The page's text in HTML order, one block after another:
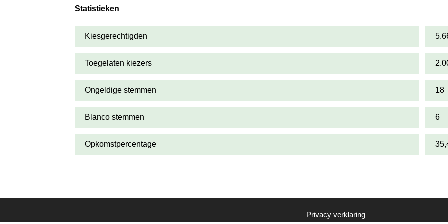
Statistieken
Kiesgerechtigden
Toegelaten kiezers
Ongeldige stemmen 18
Blanco stemmen 6
Opkomstpercentage
Privacy verklaring